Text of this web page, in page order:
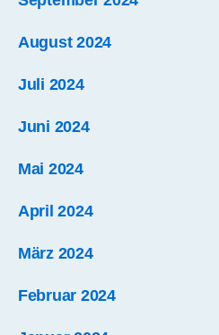
August 2024
Juli 2024
Juni 2024
Mai 2024
April 2024
März 2024
Februar 2024